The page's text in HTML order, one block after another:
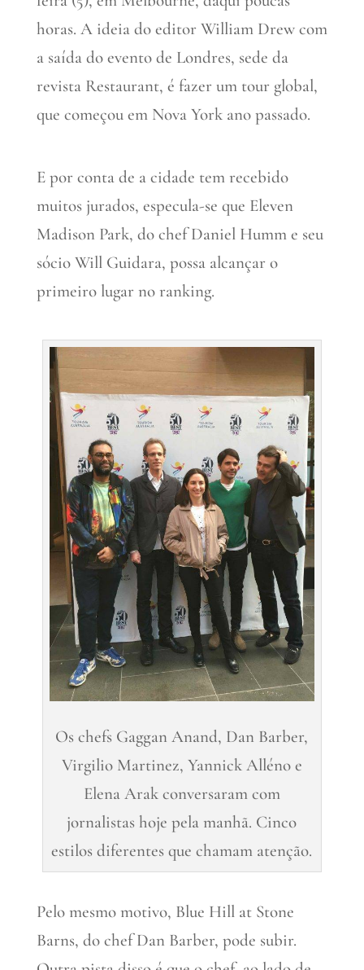
horas. A ideia do editor William Drew com
a saída do evento de Londres, sede da
revista Restaurant, é fazer um tour global,
que começou em Nova York ano passado.
E por conta de a cidade tem recebido
muitos jurados, especula-se que Eleven
Madison Park, do chef Daniel Humm e seu
sócio Will Guidara, possa alcançar o
primeiro lugar no ranking.
Os chefs Gaggan Anand, Dan Barber,
Virgilio Martinez, Yannick Alléno e
Elena Arak conversaram com
jornalistas hoje pela manhã. Cinco
estilos diferentes que chamam atenção.
Pelo mesmo motivo, Blue Hill at Stone
Barns, do chef Dan Barber, pode subir.